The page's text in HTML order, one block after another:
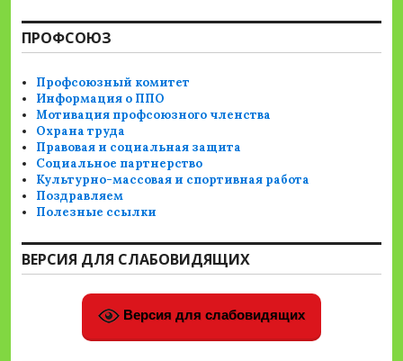
ПРОФСОЮЗ
Профсоюзный комитет
Информация о ППО
Мотивация профсоюзного членства
Охрана труда
Правовая и социальная защита
Социальное партнерство
Культурно-массовая и спортивная работа
Поздравляем
Полезные ссылки
ВЕРСИЯ ДЛЯ СЛАБОВИДЯЩИХ
Версия для слабовидящих